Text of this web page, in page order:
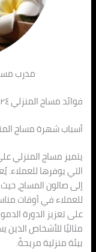
مدرب مساج
فوائد مساج المنزلي ٢٤ ساعة في الرياض
أسباب شهرة مساج المنزلي على
التي يوفرها للعملاء.
إلى صالون المساج،
للعملاء في أوقات
على تعزيز الدورة
مثاليًا للأشخاص
بيئة منزلية مريحةً.